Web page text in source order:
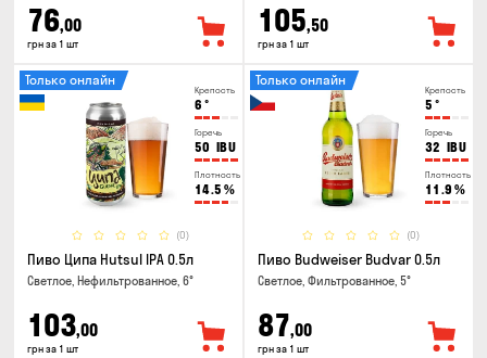
76,00
грн за 1 шт
105,50
грн за 1 шт
Крепость
6 °
Горечь
50 IBU
Плотность
14.5 %
(0)
Только онлайн
Пиво Ципа Hutsul IPA 0.5л
Светлое, Нефильтрованное, 6°
103,00
грн за 1 шт
Крепость
5 °
Горечь
32 IBU
Плотность
11.9 %
(0)
Только онлайн
Пиво Budweiser Budvar 0.5л
Светлое, Фильтрованное, 5°
87,00
грн за 1 шт